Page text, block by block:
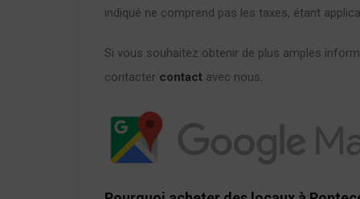
indiqué ne comprend pas les taxes, étant
Si vous souhaitez obtenir de plus amples
contacter contact avec nous.